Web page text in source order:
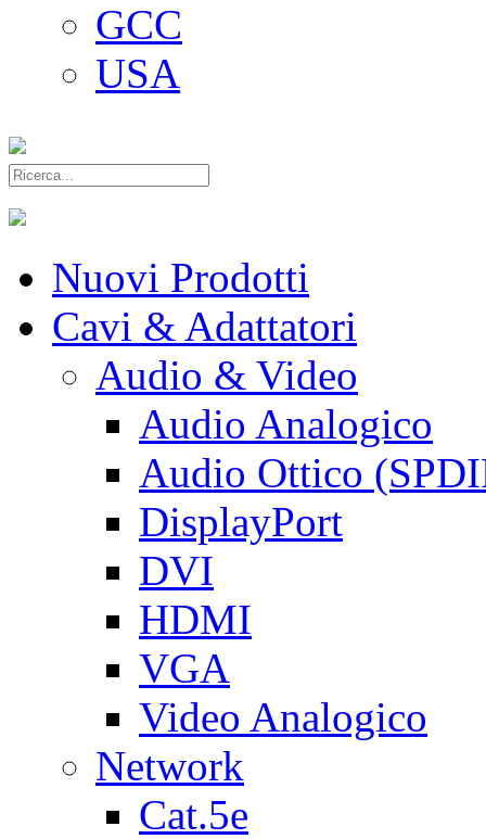
GCC
USA
Nuovi Prodotti
Cavi & Adattatori
Audio & Video
Audio Analogico
Audio Ottico
DisplayPort
DVI
HDMI
VGA
Video Analogico
Network
Cat.5e